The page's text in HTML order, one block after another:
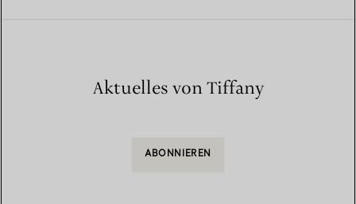
Aktuelles von Tiffany
ABONNIEREN